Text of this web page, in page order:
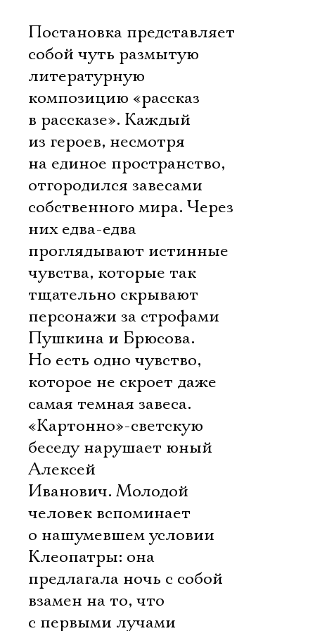
Постановка представляет
собой чуть размытую
литературную
композицию «рассказ
в рассказе». Каждый
из героев, несмотря
на единое пространство,
отгородился завесами
собственного мира. Через
них едва-едва
проглядывают истинные
чувства, которые так
тщательно скрывают
персонажи за строфами
Пушкина и Брюсова.
Но есть одно чувство,
которое не скроет даже
самая темная завеса.
«Картонно»-светскую
беседу нарушает юный
Алексей
Иванович. Молодой
человек вспоминает
о нашумевшем условии
Клеопатры: она
предлагала ночь с собой
взамен на то, что
с первыми лучами